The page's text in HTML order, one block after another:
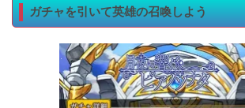
ガチャを引いて英雄の召喚しよう